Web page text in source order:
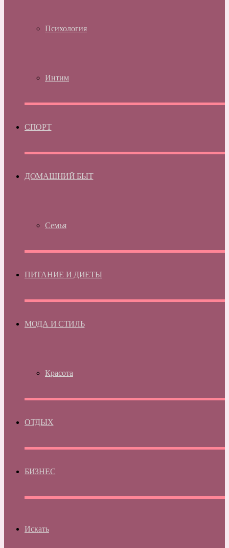
Психология
Интим
СПОРТ
ДОМАШНИЙ БЫТ
Семья
ПИТАНИЕ И ДИЕТЫ
МОДА И СТИЛЬ
Красота
ОТДЫХ
БИЗНЕС
Искать